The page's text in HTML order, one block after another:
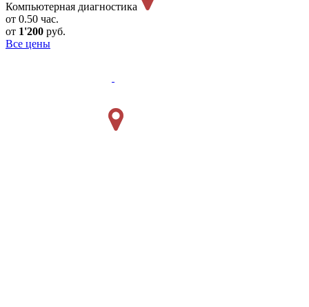
Компьютерная диагностика
от 0.50 час.
от 1'200 руб.
Все цены